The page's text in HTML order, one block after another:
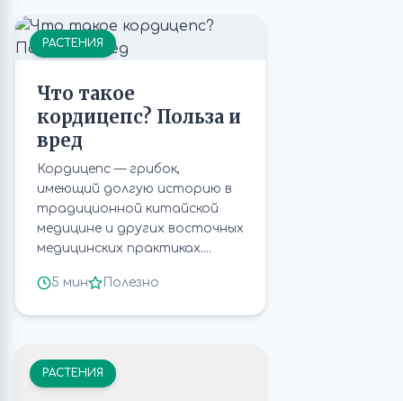
РАСТЕНИЯ
Что такое
кордицепс? Польза и
вред
Кордицепс — грибок,
имеющий долгую историю в
традиционной китайской
медицине и других восточных
медицинских практиках....
5 мин Полезно
РАСТЕНИЯ